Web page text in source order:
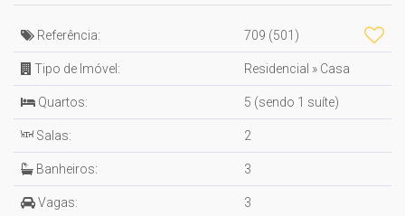
Referência: 709 (501)
Tipo de Imóvel: Residencial » Casa
Quartos: 5 (sendo 1 suíte)
Salas: 2
Banheiros: 3
Vagas: 3